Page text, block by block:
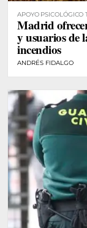
APOYO PSICOLÓGICO
Madrid
y usuarios de
incendios
ANDRÉS FIDALGO